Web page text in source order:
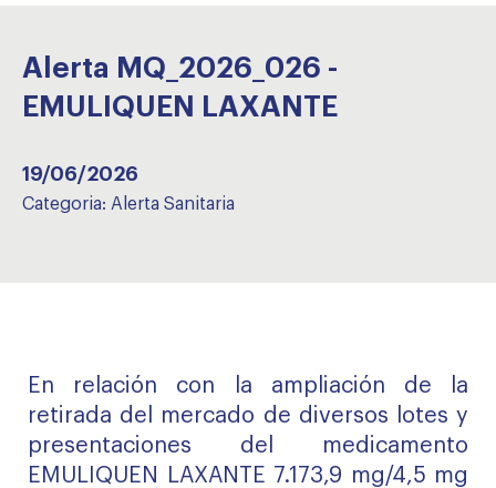
Alerta MQ_2026_026 -
EMULIQUEN LAXANTE
19/06/2026
Categoria: Alerta Sanitaria
En relación con la ampliación de la
retirada del mercado de diversos lotes y
presentaciones del medicamento
EMULIQUEN LAXANTE 7.173,9 mg/4,5 mg